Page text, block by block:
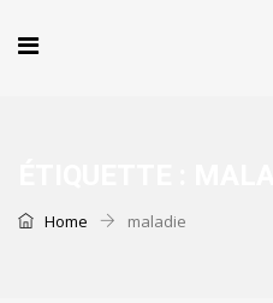
Home maladie